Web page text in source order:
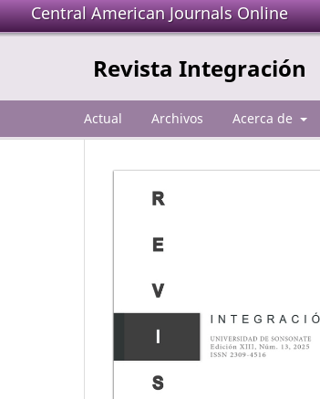
Central American Journals Online
Revista Integración
Actual Archivos Acerca de